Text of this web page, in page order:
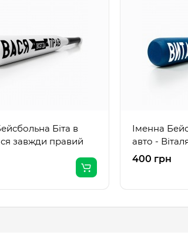
Біта в
завжди правий
Іменна
авто -
400 грн